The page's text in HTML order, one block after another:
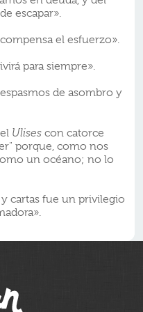
escapar».
el esfuerzo».
para siempre».
de asombro y
Ulises con catorce
porque, como nos
un océano; no lo
cartas fue un privilegio